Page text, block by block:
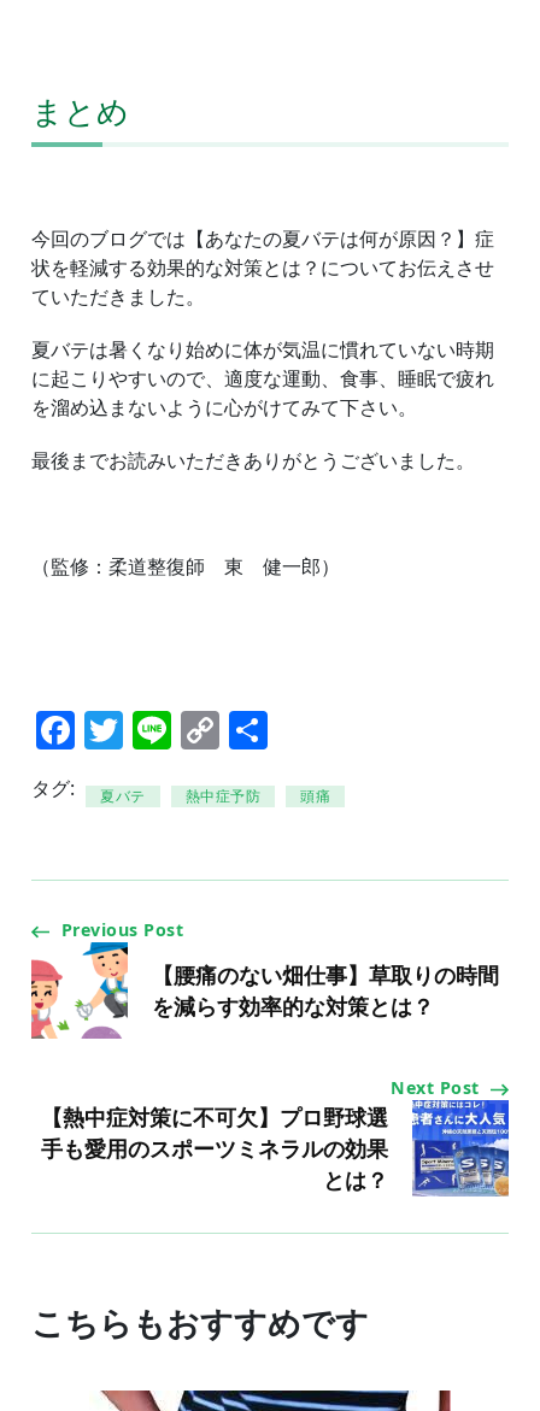
まとめ
今回のブログでは【あなたの夏バテは何が原因？】症
状を軽減する効果的な対策とは？についてお伝えさせ
ていただきました。
夏バテは暑くなり始めに体が気温に慣れていない時期
に起こりやすいので、適度な運動、食事、睡眠で疲れ
を溜め込まないように心がけてみて下さい。
最後までお読みいただきありがとうございました。
（監修：柔道整復師 東 健一郎）
Facebook
Twitter
LineCopy
タグ: 夏バテ 熱中症予防 頭痛
Post
Navigation
Previous Post
【腰痛のない畑仕事】草取りの時間
を減らす効率的な対策とは？
Next Post
【熱中症対策に不可欠】プロ野球選
手も愛用のスポーツミネラルの効果
とは？
こちらもおすすめです